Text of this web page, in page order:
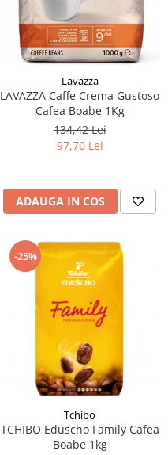
Lavazza
LAVAZZA Caffe Crema Gustoso
Cafea Boabe 1Kg
134,42 Lei
97,70 Lei
ADAUGA IN COS
-25%
Tchibo
TCHIBO Eduscho Family Cafea
Boabe 1kg